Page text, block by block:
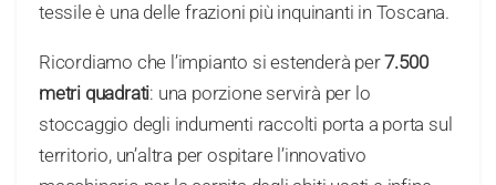
tessile è una delle frazioni più inquinanti in Toscana.
Ricordiamo che l’impianto si estenderà per7.500
metri quadrati: una porzione servirà per lo
stoccaggio degli indumenti raccolti porta a porta sul
territorio, un’altra per ospitare l’innovativo